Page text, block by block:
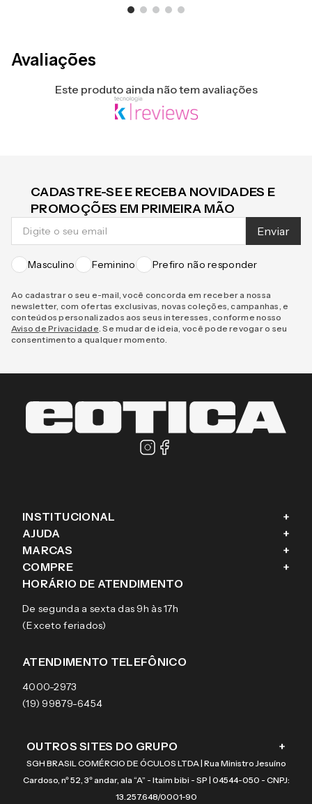
Avaliações
Este produto ainda não tem avaliações
CADASTRE-SE E RECEBA NOVIDADES E
PROMOÇÕES EM PRIMEIRA MÃO
Enviar
Masculino Feminino Prefiro não responder
Ao cadastrar o seu e-mail, você concorda em receber a nossa
newsletter, com ofertas exclusivas, novas coleções, campanhas, e
conteúdos personalizados aos seus interesses, conforme nosso
Aviso de Privacidade . Se mudar de ideia, você pode revogar o seu
consentimento a qualquer momento.
INSTITUCIONAL +
Fale conosco
Blog
Sobre a eÓtica
Aviso de privacidade
Termos e condições de uso
AJUDA +
Como comprar
Trocas e Devoluções
Pagamentos
Garantias
MARCAS +
Ray-Ban
Tecnol
Arnette
Burberry
COMPRE +
Óculos de sol
Lentes de contato
HORÁRIO DE ATENDIMENTO
De segunda a sexta das 9h às 17h
(Exceto feriados)
ATENDIMENTO TELEFÔNICO
4000-2973
(19) 99879-6454
OUTROS SITES DO GRUPO +
SGH BRASIL COMÉRCIO DE ÓCULOS LTDA | Rua Ministro Jesuíno
Cardoso, nº 52, 3º andar, ala “A” - Itaim bibi - SP | 04544-050 - CNPJ:
13.257.648/0001-90